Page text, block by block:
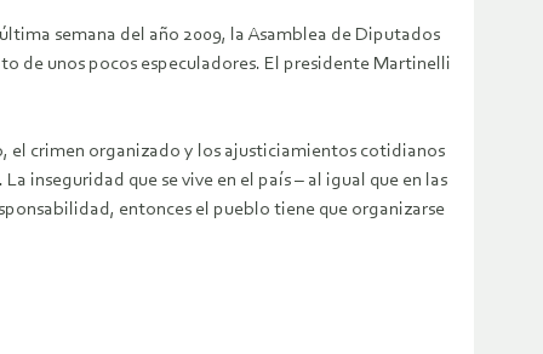
semana del año 2009, la Asamblea de Diputados
de unos pocos especuladores. El presidente Martinelli
el crimen organizado y los ajusticiamientos cotidianos
inseguridad que se vive en el país – al igual que en las
entonces el pueblo tiene que organizarse